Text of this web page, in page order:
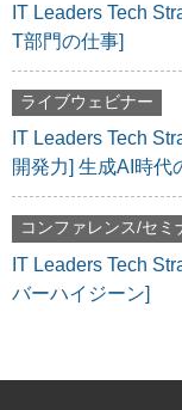
IT Leaders Tech
T部門の仕事]
ライブウェビナー
IT Leaders Tech
開発力] 生成AI時代
コンファレンス/セミ
IT Leaders Tech
バーハイジーン]